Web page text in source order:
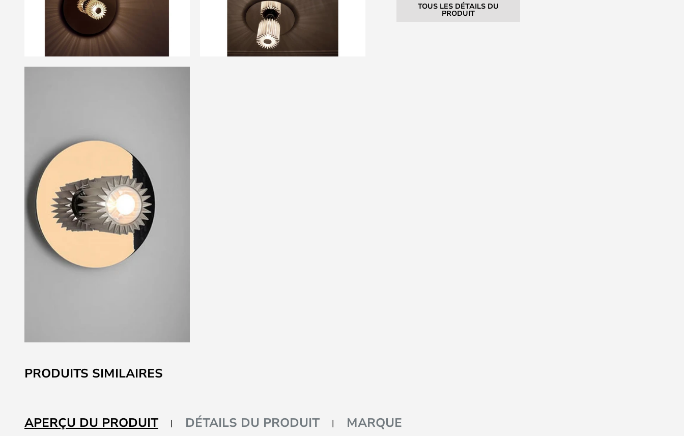
to
the
the
images
TOUS LES DÉTAILS DU
PRODUIT
PRODUITS SIMILAIRES
APERÇU DU PRODUIT DÉTAILS DU PRODUIT MARQUE